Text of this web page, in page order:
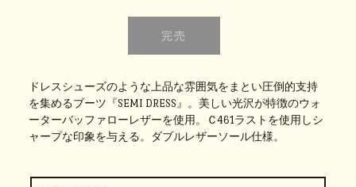
ドレスシューズのような上品な雰囲気をまとい圧倒的支持
を集めるブーツ『SEMI DRESS』。美しい光沢が特徴のウォ
ーターバッファローレザーを使用。Ｃ461ラストを使用しシ
ャープな印象を与える。ダブルレザーソール仕様。